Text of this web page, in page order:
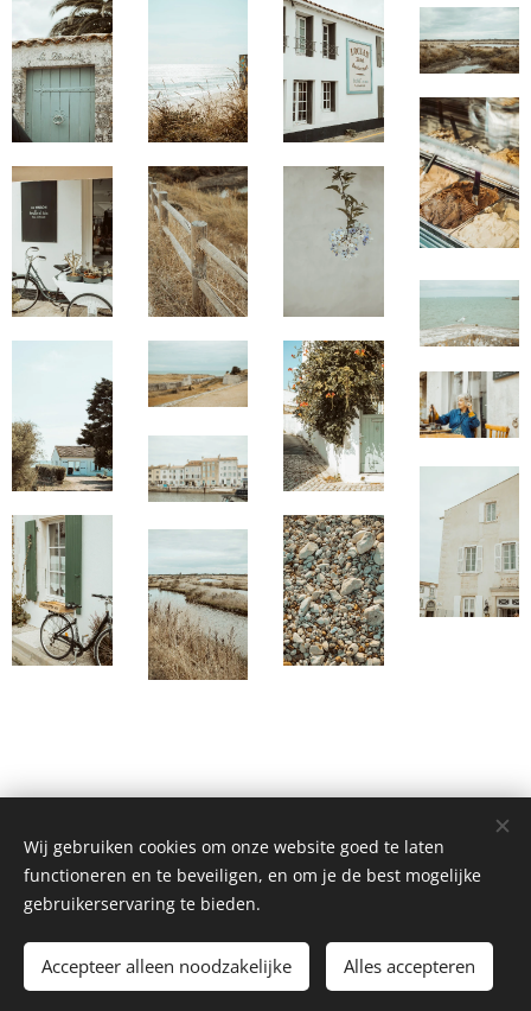
KATLEEN CLAES, Antwerp, BE
info@katleenclaes.com
Wij gebruiken cookies om onze website goed te laten
functioneren en te beveiligen, en om je de best mogelijke
gebruikerservaring te bieden.
Accepteer alleen noodzakelijke Alles accepteren